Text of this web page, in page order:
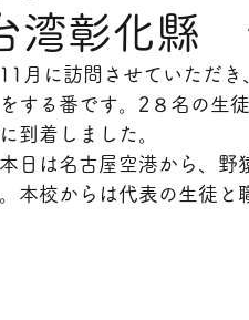
湾彰化縣
月に訪問させていただき
をする番です。2８名の生
到着しました。
日は名古屋空港から、野
本校からは代表の生徒と